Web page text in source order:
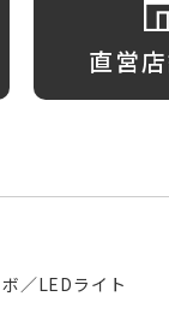
直営
／LEDライト